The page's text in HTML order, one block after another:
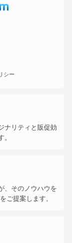
シー
ナリティと販促効
、そのノウハウを
ご提案します。